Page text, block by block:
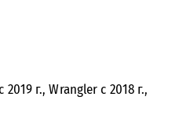
г., Wrangler с 2018 г.,